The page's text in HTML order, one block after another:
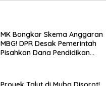
MK Bongkar Skema Anggaran
MBG! DPR Desak Pemerintah
Pisahkan Dana Pendidikan